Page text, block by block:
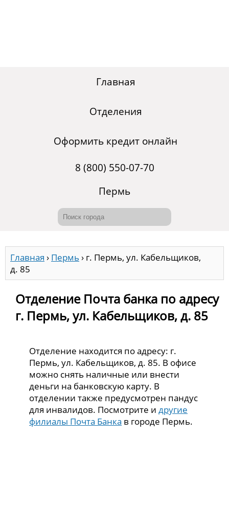
Главная
Отделения
Оформить кредит онлайн
8 (800) 550-07-70
Пермь
Главная › Пермь › г. Пермь, ул. Кабельщиков,
д. 85
Отделение Почта банка по адресу
г. Пермь, ул. Кабельщиков, д. 85
Отделение находится по адресу: г.
Пермь, ул. Кабельщиков, д. 85. В офисе
можно снять наличные или внести
деньги на банковскую карту. В
отделении также предусмотрен пандус
для инвалидов. Посмотрите идругие
филиалы Почта Банка в городе Пермь.